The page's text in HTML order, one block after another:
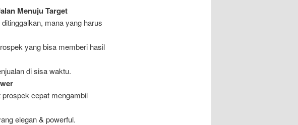
Menuju Target
mana yang harus
yang bisa memberi hasil
di sisa waktu.
cepat mengambil
elegan & powerful.